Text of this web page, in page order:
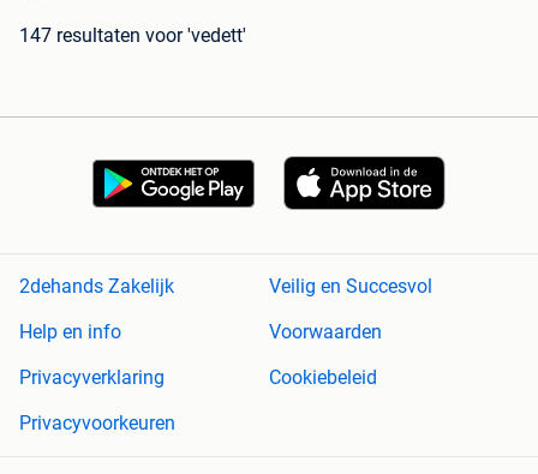
147 resultaten voor 'vedett'
2dehands Zakelijk
Veilig en Succesvol
Help en info
Voorwaarden
Privacyverklaring
Cookiebeleid
Privacyvoorkeuren